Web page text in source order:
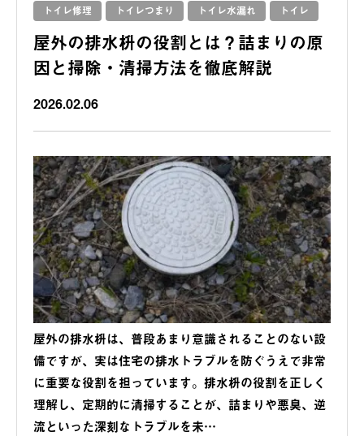
トイレ修理 トイレつまり トイレ水漏れ トイレ
屋外の排水枡の役割とは？詰まりの原
因と掃除・清掃方法を徹底解説
2026.02.06
屋外の排水枡は、普段あまり意識されることのない設
備ですが、実は住宅の排水トラブルを防ぐうえで非常
に重要な役割を担っています。排水枡の役割を正しく
理解し、定期的に清掃することが、詰まりや悪臭、逆
流といった深刻なトラブルを未…